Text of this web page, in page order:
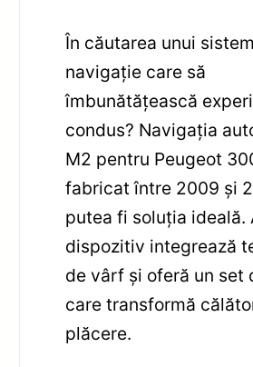
În căutarea unui
navigație care să
îmbunătățească
condus? Navigația
M2 pentru Peugeot
fabricat între 2009 și
putea fi soluția ideală.
dispozitiv integrează
de vârf și oferă un set
care transformă
plăcere.